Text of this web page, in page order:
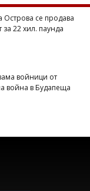
Острова се продава
за 22 хил. паунда
войници от
война в Будапеща